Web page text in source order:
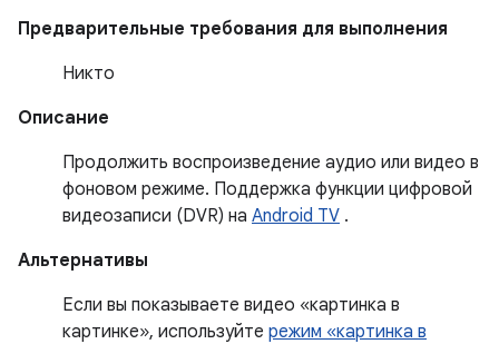
Предварительные требования для выполнения
Никто
Описание
Продолжить воспроизведение аудио или видео в
фоновом режиме. Поддержка функции цифровой
видеозаписи (DVR) на Android TV .
Альтернативы
Если вы показываете видео «картинка в
картинке», используйте режим «картинка в